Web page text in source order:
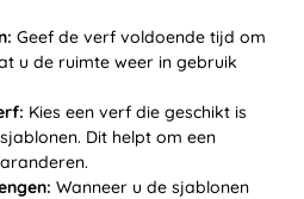
Geef de verf voldoende tijd om
u de ruimte weer in gebruik
Kies een verf die geschikt is
Dit helpt om een
Wanneer u de sjablonen